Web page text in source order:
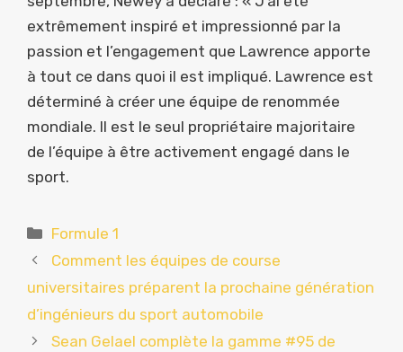
extrêmement inspiré et impressionné par la
passion et l’engagement que Lawrence apporte
à tout ce dans quoi il est impliqué. Lawrence est
déterminé à créer une équipe de renommée
mondiale. Il est le seul propriétaire majoritaire
de l’équipe à être activement engagé dans le
sport.
Catégories
Formule 1
Comment les équipes de course
universitaires préparent la prochaine génération
d’ingénieurs du sport automobile
Sean Gelael complète la gamme #95 de